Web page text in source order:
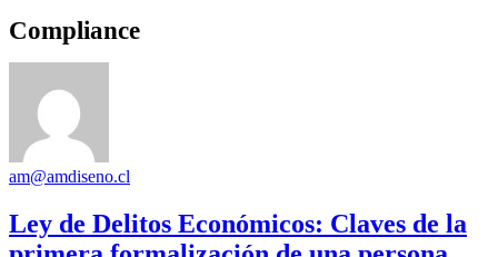
Compliance
am@amdiseno.cl
Ley de Delitos Económicos: Claves de la